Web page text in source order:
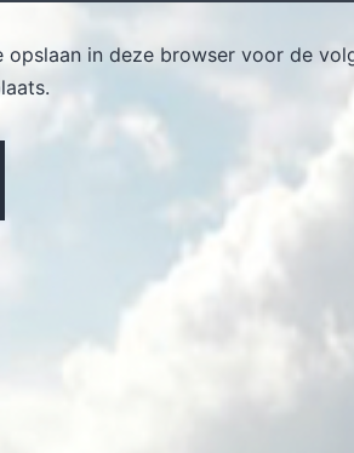
opslaan in deze browser voor de